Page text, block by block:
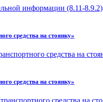
информации (8.11-8.9.2)
средства на стоянку»
средства на стоянку»